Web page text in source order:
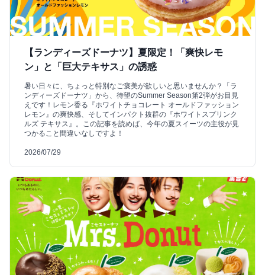
【ランディーズドーナツ】夏限定！「爽快レモ
ン」と「巨大テキサス」の誘惑
暑い日々に、ちょっと特別なご褒美が欲しいと思いませんか？「ラ
ンディーズドーナツ」から、待望のSummer Season第2弾がお目見
えです！レモン香る『ホワイトチョコレート オールドファッション
レモン』の爽快感、そしてインパクト抜群の『ホワイトスプリンク
ルズ テキサス』。この記事を読めば、今年の夏スイーツの主役が見
つかること間違いなしですよ！
2026/07/29